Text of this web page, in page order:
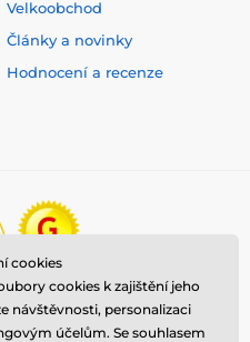
Velkoobchod
Články a novinky
Hodnocení a recenze
cookies
cookies k zajištění jeho
návštěvnosti, personalizaci
účelům. Se souhlasem